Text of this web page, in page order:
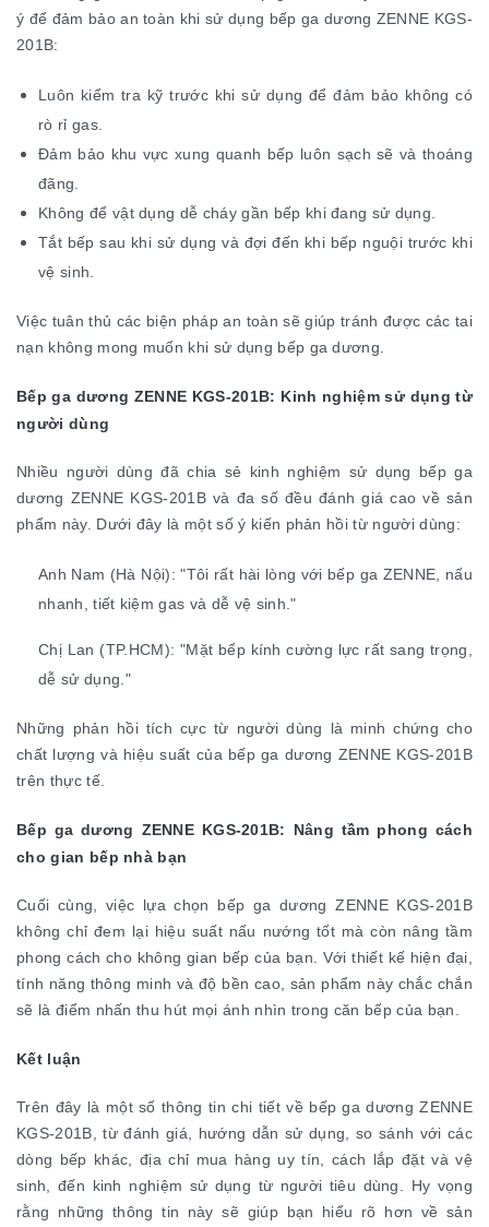
ý để đảm bảo an toàn khi sử dụng bếp ga dương ZENNE KGS-
201B:
Luôn kiểm tra kỹ trước khi sử dụng để đảm bảo không có
rò rỉ gas.
Đảm bảo khu vực xung quanh bếp luôn sạch sẽ và thoáng
đãng.
Không để vật dụng dễ cháy gần bếp khi đang sử dụng.
Tắt bếp sau khi sử dụng và đợi đến khi bếp nguội trước khi
vệ sinh.
Việc tuân thủ các biện pháp an toàn sẽ giúp tránh được các tai
nạn không mong muốn khi sử dụng bếp ga dương.
Bếp ga dương ZENNE KGS-201B: Kinh nghiệm sử dụng từ
người dùng
Nhiều người dùng đã chia sẻ kinh nghiệm sử dụng bếp ga
dương ZENNE KGS-201B và đa số đều đánh giá cao về sản
phẩm này. Dưới đây là một số ý kiến phản hồi từ người dùng:
Anh Nam (Hà Nội): "Tôi rất hài lòng với bếp ga ZENNE, nấu
nhanh, tiết kiệm gas và dễ vệ sinh."
Chị Lan (TP.HCM): "Mặt bếp kính cường lực rất sang trọng,
dễ sử dụng."
Những phản hồi tích cực từ người dùng là minh chứng cho
chất lượng và hiệu suất của bếp ga dương ZENNE KGS-201B
trên thực tế.
Bếp ga dương ZENNE KGS-201B: Nâng tầm phong cách
cho gian bếp nhà bạn
Cuối cùng, việc lựa chọn bếp ga dương ZENNE KGS-201B
không chỉ đem lại hiệu suất nấu nướng tốt mà còn nâng tầm
phong cách cho không gian bếp của bạn. Với thiết kế hiện đại,
tính năng thông minh và độ bền cao, sản phẩm này chắc chắn
sẽ là điểm nhấn thu hút mọi ánh nhìn trong căn bếp của bạn.
Kết luận
Trên đây là một số thông tin chi tiết về bếp ga dương ZENNE
KGS-201B, từ đánh giá, hướng dẫn sử dụng, so sánh với các
dòng bếp khác, địa chỉ mua hàng uy tín, cách lắp đặt và vệ
sinh, đến kinh nghiệm sử dụng từ người tiêu dùng. Hy vọng
rằng những thông tin này sẽ giúp bạn hiểu rõ hơn về sản